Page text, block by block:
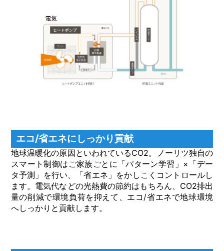
エコ/省エネにしっかり貢献
地球温暖化の原因といわれているCO2。ノーリツ独自の
スマート制御はご家族ごとに「パターン学習」×「デー
タ予測」を行い、「省エネ」をかしこくコントロールし
ます。電気代などの光熱費の節約はもちろん、CO2排出
量の削減で環境負荷を抑えて、エコ/省エネで地球環境
へしっかりと貢献します。